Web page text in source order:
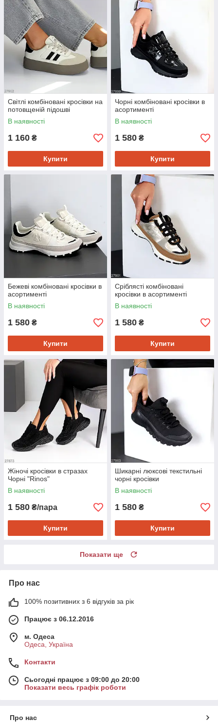
Світлі комбіновані кросівки на
потовщеній підошві
В наявності
1 160 ₴
Купити
Чорні комбіновані кросівки в
асортименті
В наявності
1 580 ₴
Купити
Бежеві комбіновані кросівки в
асортименті
В наявності
1 580 ₴
Купити
Сріблясті комбіновані
кросівки в асортименті
В наявності
1 580 ₴
Купити
Жіночі кросівки в стразах
Чорні "Rinos"
В наявності
1 580 ₴/пара
Купити
Шикарні люксові текстильні
чорні кросівки
В наявності
1 580 ₴
Купити
Показати ще
Про нас
100% позитивних з 6 відгуків за рік
Працює з 06.12.2016
м. Одеса
Одеса, Україна
Контакти
Сьогодні працює з 09:00 до 20:00
Показати весь графік роботи
Про нас